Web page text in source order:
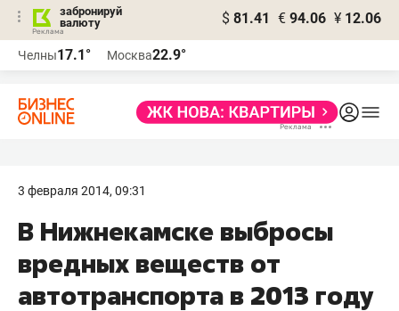
забронируй
валюту
$ 81.41 € 94.06 ¥ 12.06
Челны17.1° Москва22.9°
3 февраля 2014, 09:31
В Нижнекамске выбросы
вредных веществ от
автотранспорта в 2013 году